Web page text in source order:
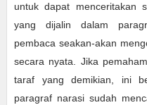
untuk dapat menceritakan
yang dijalin dalam
pembaca seakan-akan
secara nyata. Jika
taraf yang demikian, ini
paragraf narasi sudah